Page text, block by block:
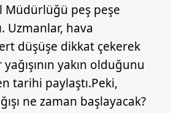
Müdürlüğü peş peşe
Uzmanlar, hava
düşüşe dikkat çekerek
yakın olduğunu
tarihi paylaştı.Peki,
ne zaman başlayacak?